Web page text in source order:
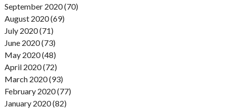
September 2020 (70)
August 2020 (69)
July 2020 (71)
June 2020 (73)
May 2020 (48)
April 2020 (72)
March 2020 (93)
February 2020 (77)
January 2020 (82)